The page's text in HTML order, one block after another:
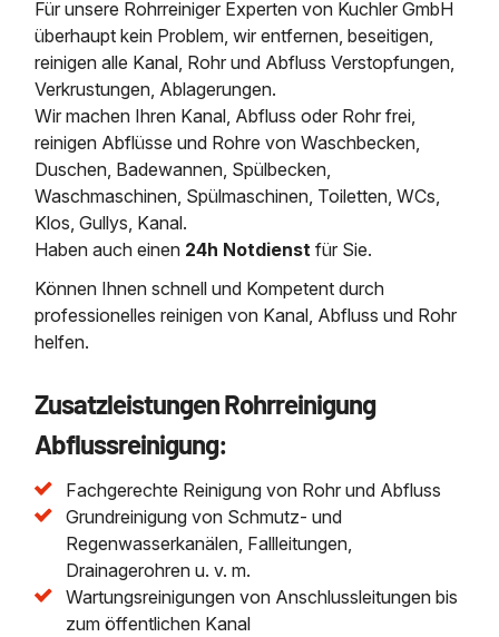
Für unsere Rohrreiniger Experten von Kuchler GmbH
überhaupt kein Problem, wir entfernen, beseitigen,
reinigen alle Kanal, Rohr und Abfluss Verstopfungen,
Verkrustungen, Ablagerungen.
Wir machen Ihren Kanal, Abfluss oder Rohr frei,
reinigen Abflüsse und Rohre von Waschbecken,
Duschen, Badewannen, Spülbecken,
Waschmaschinen, Spülmaschinen, Toiletten, WCs,
Klos, Gullys, Kanal.
Haben auch einen 24h Notdienst für Sie.
Können Ihnen schnell und Kompetent durch
professionelles reinigen von Kanal, Abfluss und Rohr
helfen.
Zusatzleistungen Rohrreinigung
Abflussreinigung:
Fachgerechte Reinigung von Rohr und Abfluss
Grundreinigung von Schmutz- und
Regenwasserkanälen, Fallleitungen,
Drainagerohren u. v. m.
Wartungsreinigungen von Anschlussleitungen bis
zum öffentlichen Kanal